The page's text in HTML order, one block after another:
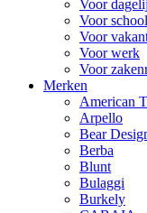
Voor
Voor school
Voor
Voor werk
Voor
Merken
American
Arpello
Bear
Berba
Blunt
Bulaggi
Burkely